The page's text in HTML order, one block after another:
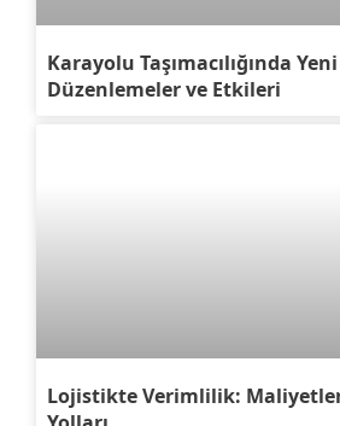
Karayolu Taşımacılığında
Düzenlemeler ve Etkileri
Lojistikte Verimlilik: